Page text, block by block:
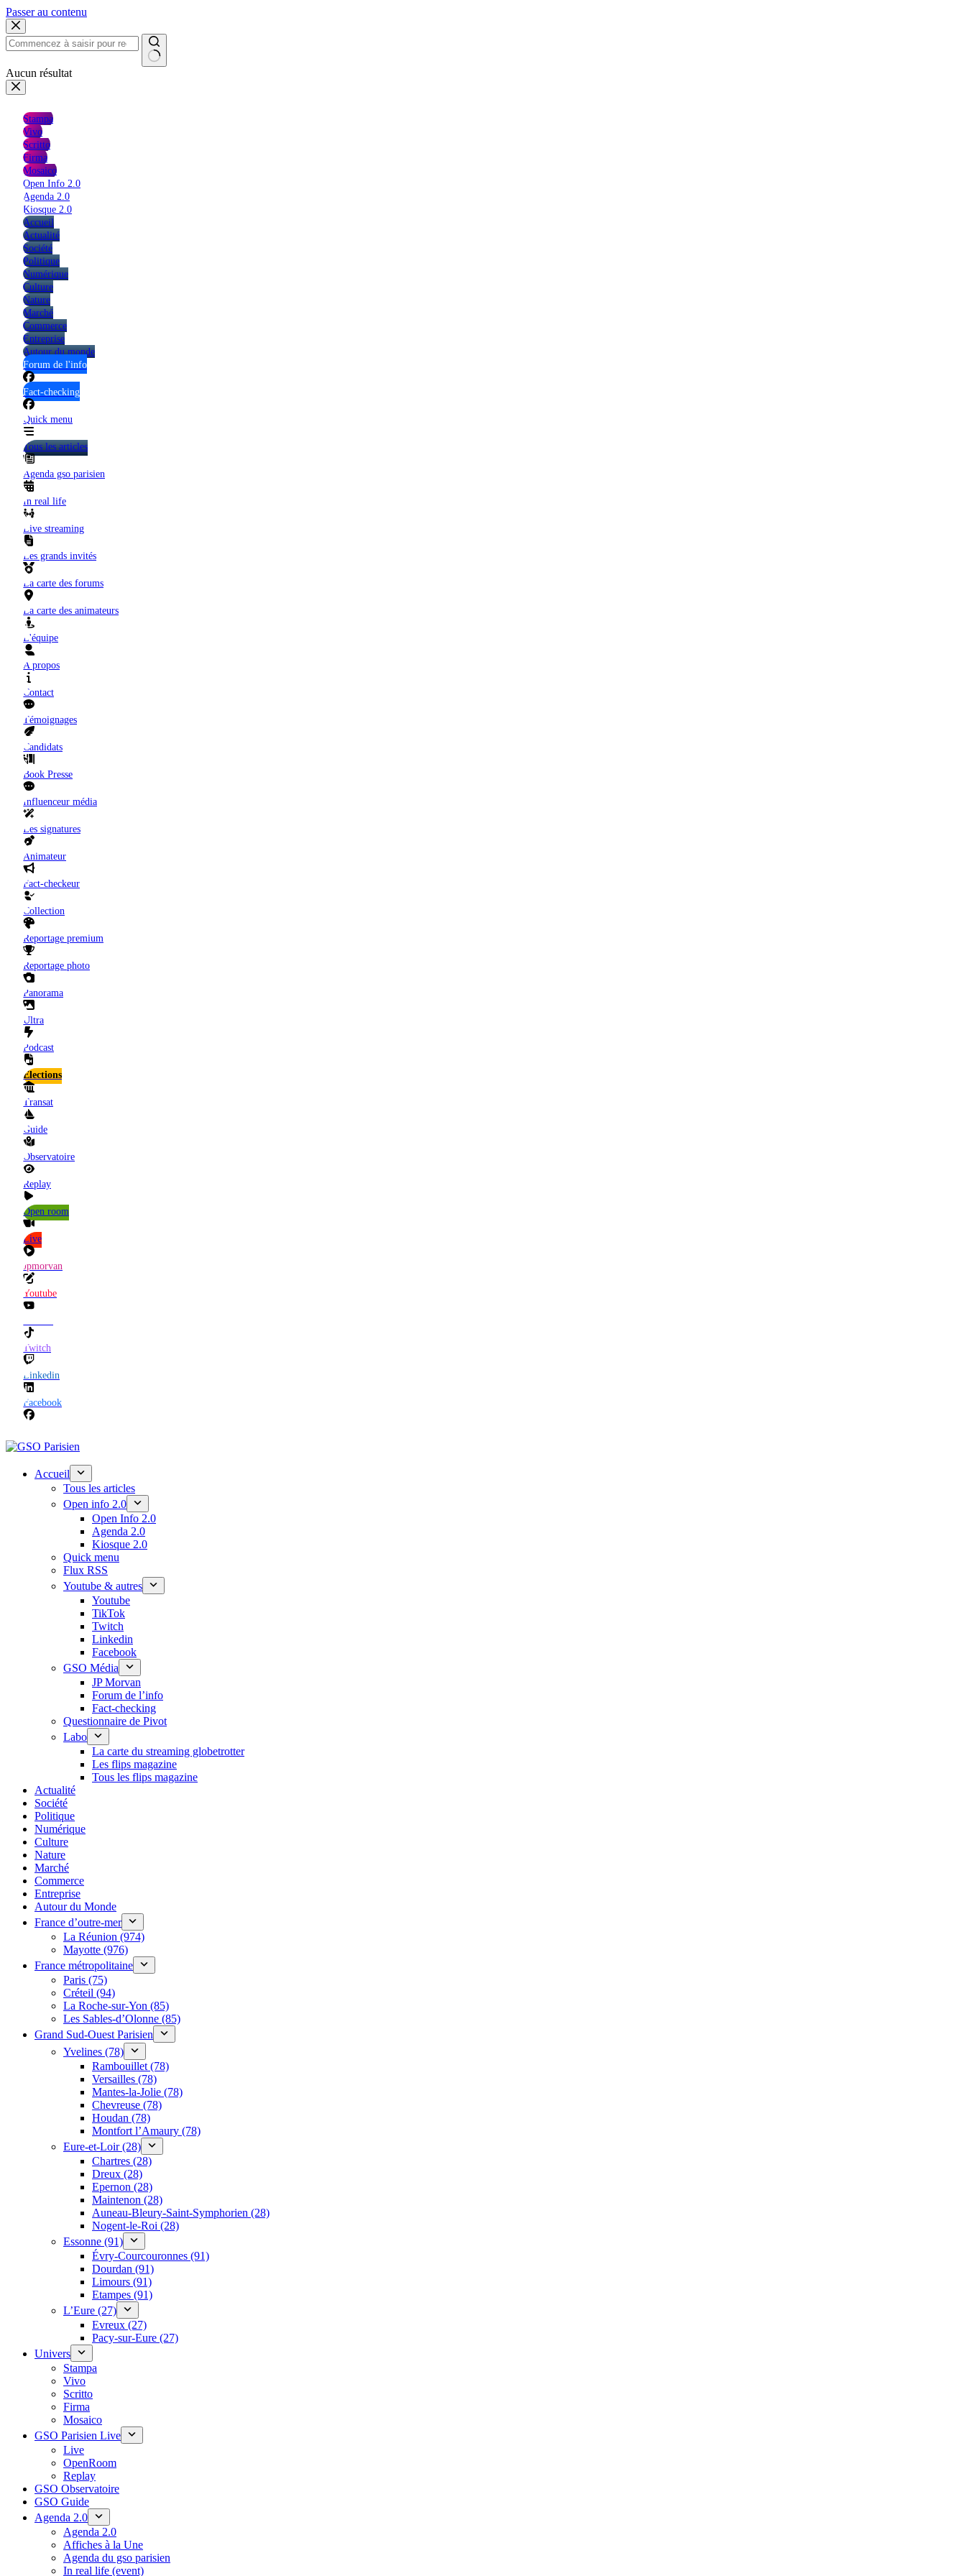
Passer au contenu
Aucun résultat
Stampa
Vivo
Scritto
Firma
Mosaico
Open Info 2.0
Agenda 2.0
Kiosque 2.0
Accueil
Actualité
Société
Politique
Numérique
Culture
Nature
Marché
Commerce
Entreprise
Autour du monde
Forum de l'info
Fact-checking
Quick menu
Tous les articles
Agenda gso parisien
In real life
Live streaming
Les grands invités
La carte des forums
La carte des animateurs
L'équipe
A propos
Contact
Témoignages
Candidats
Book Presse
Influenceur média
Les signatures
Animateur
Fact-checkeur
Collection
Reportage premium
Reportage photo
Panorama
Ultra
Podcast
Elections
Transat
Guide
Observatoire
Replay
Open room
Live
Jpmorvan
Youtube
Twitch
Linkedin
Facebook
Accueil
Tous les articles
Open info 2.0
Open Info 2.0
Agenda 2.0
Kiosque 2.0
Quick menu
Flux RSS
Youtube & autres
Youtube
TikTok
Twitch
Linkedin
Facebook
GSO Média
JP Morvan
Forum de l’info
Fact-checking
Questionnaire de Pivot
Labo
La carte du streaming globetrotter
Les flips magazine
Tous les flips magazine
Actualité
Société
Politique
Numérique
Culture
Nature
Marché
Commerce
Entreprise
Autour du Monde
France d’outre-mer
La Réunion (974)
Mayotte (976)
France métropolitaine
Paris (75)
Créteil (94)
La Roche-sur-Yon (85)
Les Sables-d’Olonne (85)
Grand Sud-Ouest Parisien
Yvelines (78)
Rambouillet (78)
Versailles (78)
Mantes-la-Jolie (78)
Chevreuse (78)
Houdan (78)
Montfort l’Amaury (78)
Eure-et-Loir (28)
Chartres (28)
Dreux (28)
Epernon (28)
Maintenon (28)
Auneau-Bleury-Saint-Symphorien (28)
Nogent-le-Roi (28)
Essonne (91)
Évry-Courcouronnes (91)
Dourdan (91)
Limours (91)
Etampes (91)
L’Eure (27)
Evreux (27)
Pacy-sur-Eure (27)
Univers
Stampa
Vivo
Scritto
Firma
Mosaico
GSO Parisien Live
Live
OpenRoom
Replay
GSO Observatoire
GSO Guide
Agenda 2.0
Agenda 2.0
Affiches à la Une
Agenda du gso parisien
In real life (event)